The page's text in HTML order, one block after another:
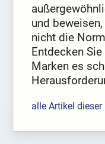
und
nicht die
Entdecken
Marken es
alle Artikel dieser